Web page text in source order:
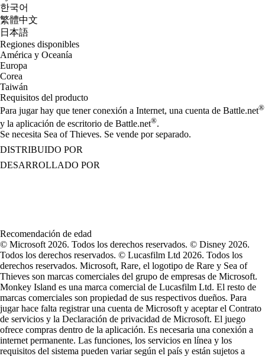
한국어
繁體中文
日本語
Regiones disponibles
América y Oceanía
Europa
Corea
Taiwán
Requisitos del producto
Para jugar hay que tener conexión a Internet, una cuenta de Battle.net®
y la aplicación de escritorio de Battle.net®.
Se necesita Sea of Thieves. Se vende por separado.
DISTRIBUIDO POR
DESARROLLADO POR
Recomendación de edad
© Microsoft 2026. Todos los derechos reservados. © Disney 2026.
Todos los derechos reservados. © Lucasfilm Ltd 2026. Todos los
derechos reservados. Microsoft, Rare, el logotipo de Rare y Sea of
Thieves son marcas comerciales del grupo de empresas de Microsoft.
Monkey Island es una marca comercial de Lucasfilm Ltd. El resto de
marcas comerciales son propiedad de sus respectivos dueños. Para
jugar hace falta registrar una cuenta de Microsoft y aceptar el Contrato
de servicios y la Declaración de privacidad de Microsoft. El juego
ofrece compras dentro de la aplicación. Es necesaria una conexión a
internet permanente. Las funciones, los servicios en línea y los
requisitos del sistema pueden variar según el país y están sujetos a